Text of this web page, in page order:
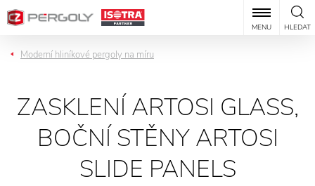
HLEDAT
MENU
Moderní hliníkové pergoly na míru
ZASKLENÍ ARTOSI GLASS,
BOČNÍ STĚNY ARTOSI
SLIDE PANELS